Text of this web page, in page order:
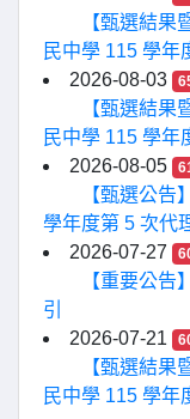
【甄選結果
民中學 115 學年
2026-08-03
【甄選結果
民中學 115 學年
2026-08-05
【甄選公告
學年度第 5 次代
2026-07-27
【重要公告
引
2026-07-21
【甄選結果
民中學 115 學年